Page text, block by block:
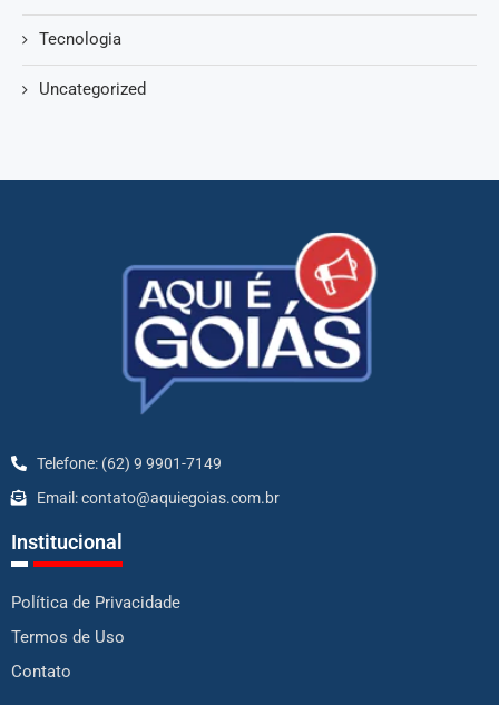
Tecnologia
Uncategorized
Telefone: (62) 9 9901-7149
Email: contato@aquiegoias.com.br
Institucional
Política de Privacidade
Termos de Uso
Contato